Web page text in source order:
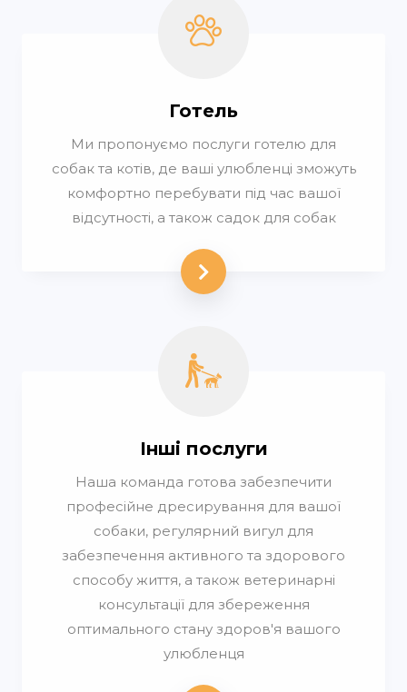
Готель
Ми пропонуємо послуги готелю для
собак та котів, де ваші улюбленці зможуть
комфортно перебувати під час вашої
відсутності, а також садок для собак
Інші послуги
Наша команда готова забезпечити
професійне дресирування для вашої
собаки, регулярний вигул для
забезпечення активного та здорового
способу життя, а також ветеринарні
консультації для збереження
оптимального стану здоров'я вашого
улюбленця